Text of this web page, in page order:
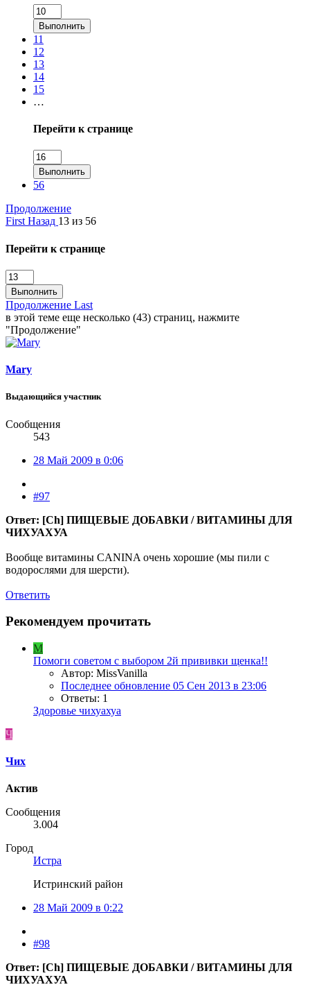
Выполнить
11
12
13
14
15
…
Перейти к странице
Выполнить
56
Продолжение
First Назад 13 из 56
Перейти к странице
Выполнить
Продолжение Last
в этой теме еще несколько (43) страниц, нажмите
"Продолжение"
Mary
Выдающийся участник
Сообщения
543
28 Май 2009 в 0:06
#97
Ответ: [Ch] ПИЩЕВЫЕ ДОБАВКИ / ВИТАМИНЫ ДЛЯ
ЧИХУАХУА
Вообще витамины CANINA очень хорошие (мы пили с
водорослями для шерсти).
Ответить
Рекомендуем прочитать
M
Помоги советом с выбором 2й прививки щенка!!
Автор: MissVanilla
Последнее обновление 05 Сен 2013 в 23:06
Ответы: 1
Здоровье чихуахуа
Ч
Чих
Актив
Сообщения
3.004
Город
Истра
Истринский район
28 Май 2009 в 0:22
#98
Ответ: [Ch] ПИЩЕВЫЕ ДОБАВКИ / ВИТАМИНЫ ДЛЯ
ЧИХУАХУА